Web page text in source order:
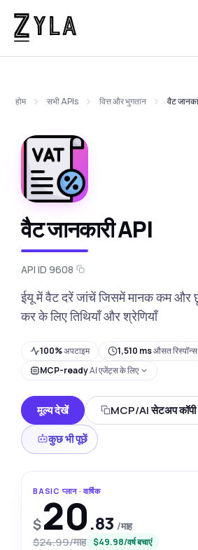
होम सभी APIs वित्त और भुगतान वैट
वैट जानकारी API
API ID 9608
ईयू में वैट दरें जांचें जिसमें मानक कम और
कर के लिए तिथियाँ और श्रेणियाँ
100%अपटाइम 1,510 msऔसत रिस्पॉन्स
MCP-readyAI एजेंट्स के लिए
मूल्य देखें
MCP/AI सेटअप
कुछ भी पूछें
BASIC प्लान · वार्षिक
$20.83 /माह
$24.99/माह $49.98/वर्ष बचाएं